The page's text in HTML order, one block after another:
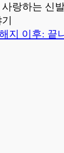
랑하는 신
지 이후: 끝